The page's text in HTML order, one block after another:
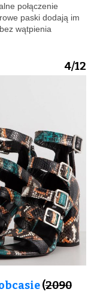
połączenie
paski dodają im
wątpienia
4/12
(2090